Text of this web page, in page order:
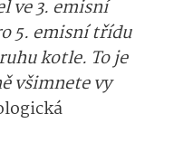
ve 3. emisní
5. emisní třídu
kotle. To je
všimnete vy